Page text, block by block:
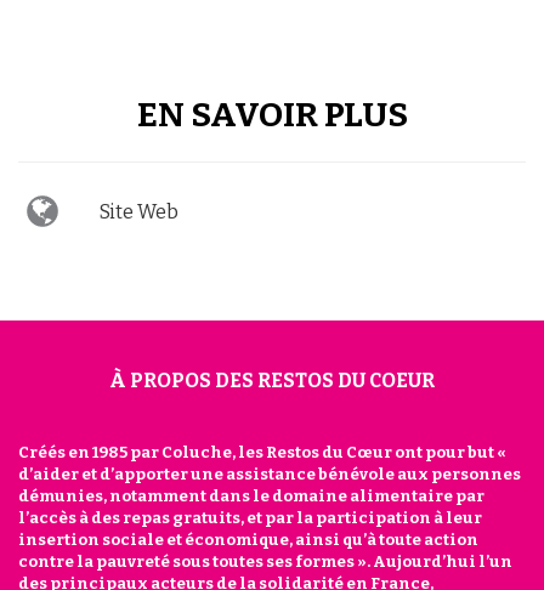
EN SAVOIR PLUS
Site Web
À PROPOS DES RESTOS DU COEUR
Créés en 1985 par Coluche, les Restos du Cœur ont pour but «
d’aider et d’apporter une assistance bénévole aux personnes
démunies, notamment dans le domaine alimentaire par
l’accès à des repas gratuits, et par la participation à leur
insertion sociale et économique, ainsi qu’à toute action
contre la pauvreté sous toutes ses formes ». Aujourd’hui l’un
des principaux acteurs de la solidarité en France,